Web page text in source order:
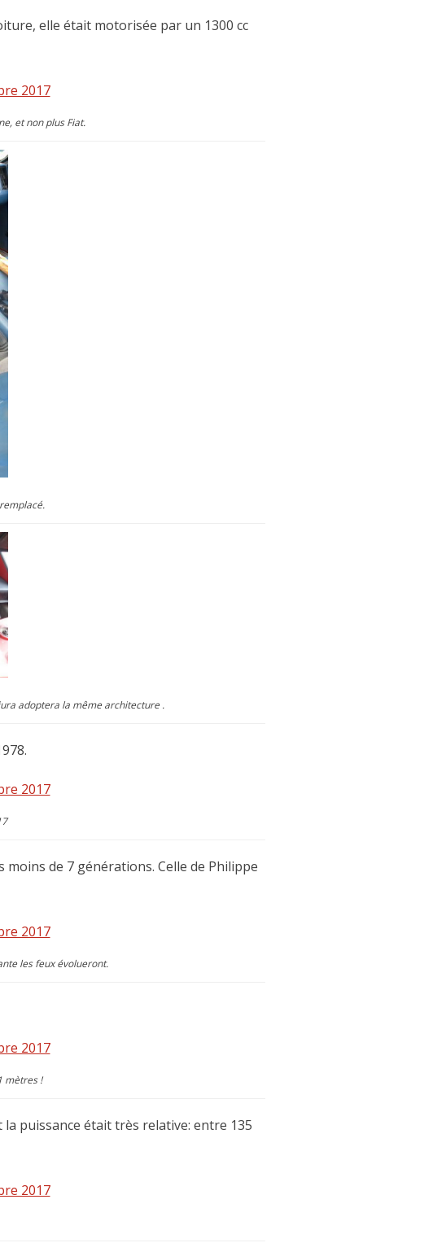
elle était motorisée par un 1300 cc
et non plus Fiat.
adoptera la même architecture .
moins de 7 générations. Celle de Philippe
les feux évolueront.
mètres !
puissance était très relative: entre 135